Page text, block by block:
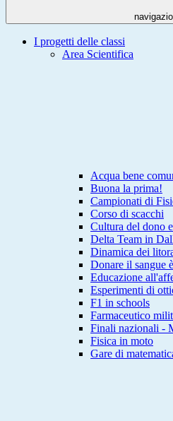
I progetti delle classi
Area Scientifica
Acqua bene
Buona la prima!
Campionati di
Corso di scacchi
Cultura del dono
Delta Team in
Dinamica dei
Donare il sangue
Educazione
Esperimenti di
F1 in schools
Farmaceutico
Finali nazionali -
Fisica in moto
Gare di